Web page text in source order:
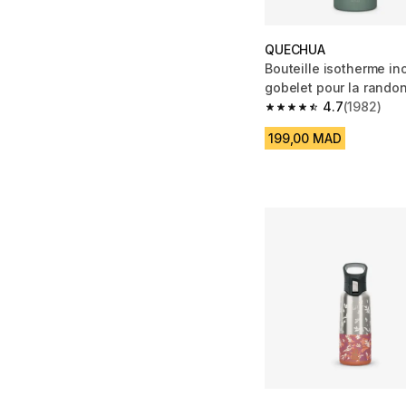
QUECHUA
Bouteille isotherme
gobelet pour la
fumé
4.7
4.7 out of 5 stars
(1982)
199,00 MAD